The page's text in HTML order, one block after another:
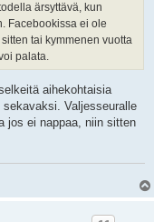
ärsyttävä, kun
Facebookissa ei ole
tai kymmenen vuotta
palata.
aihekohtaisia
Valjesseuralle
jos ei nappaa, niin sitten